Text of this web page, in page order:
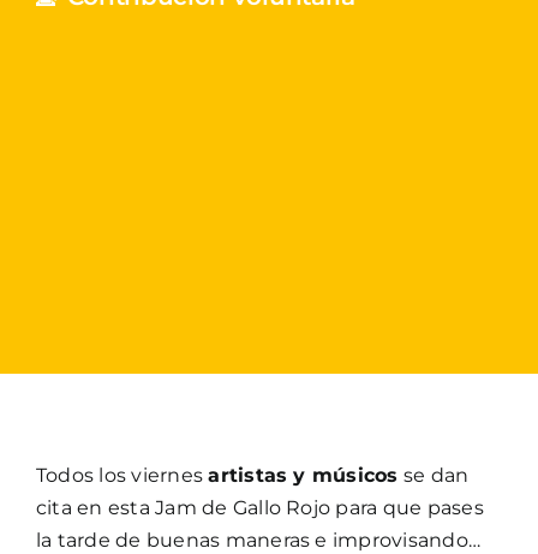
Todos los viernesartistas y músicos se dan
cita en esta Jam de Gallo Rojo para que pases
la tarde de buenas maneras e improvisando…